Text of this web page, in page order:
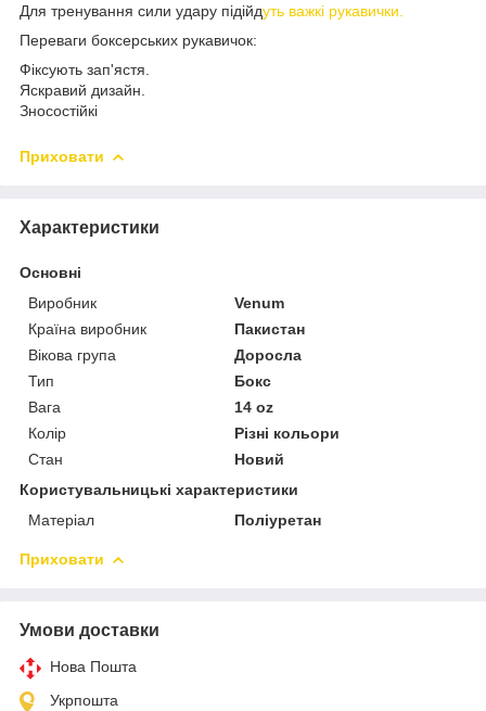
Для тренування сили удару підійдуть важкі рукавички.
Переваги боксерських рукавичок:
Фіксують зап'ястя.
Яскравий дизайн.
Зносостійкі
Приховати
Характеристики
Основні
Виробник
Venum
Країна виробник
Пакистан
Вікова група
Доросла
Тип
Бокс
Вага
14 oz
Колір
Різні кольори
Стан
Новий
Користувальницькі характеристики
Матеріал
Поліуретан
Приховати
Умови доставки
Нова Пошта
Укрпошта